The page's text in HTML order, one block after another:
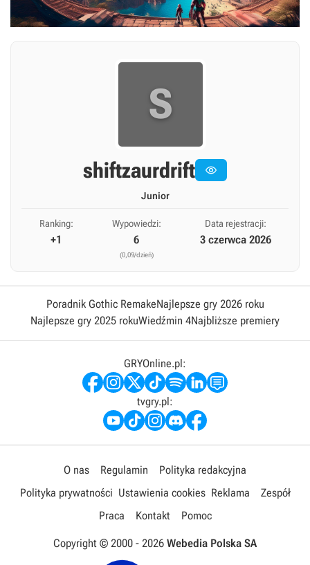
S
shiftzaurdrift 
Junior
Ranking:
+1
Wypowiedzi:
6
(0,09/dzień)
Data rejestracji:
3 czerwca 2026
Poradnik Gothic RemakeNajlepsze gry 2026 roku
Najlepsze gry 2025 rokuWiedźmin 4Najbliższe premiery
GRYOnline.pl:
tvgry.pl:
O nas Regulamin
Polityka redakcyjna
Polityka prywatności Ustawienia cookies Reklama
Zespół
Praca
Kontakt Pomoc
Copyright © 2000 - 2026 Webedia Polska SA